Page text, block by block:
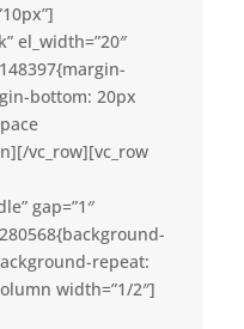
el_width=”20″
bottom: 20px
vc_row][vc_row
gap=”1″
repeat:
width=”1/2″]